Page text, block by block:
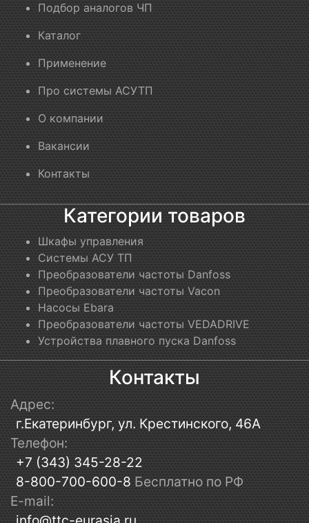
Подбор аналогов ЧП
Каталог
Применение
Про системы АСУТП
О компании
Вакансии
Контакты
Категории товаров
Шкафы управления
Системы АСУ ТП
Преобразователи частоты Danfoss
Преобразователи частоты Vacon
Насосы Ebara
Преобразователи частоты VEDADRIVE
Устройства плавного пуска Danfoss
Контакты
Адрес:
г.Екатеринбург, ул. Крестинского, 46А
Телефон:
+7 (343) 345-28-22
8-800-700-600-8 Бесплатно по РФ
E-mail: